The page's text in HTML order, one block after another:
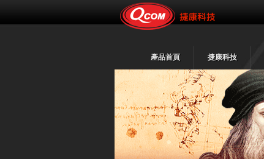
產品首頁 捷康科技